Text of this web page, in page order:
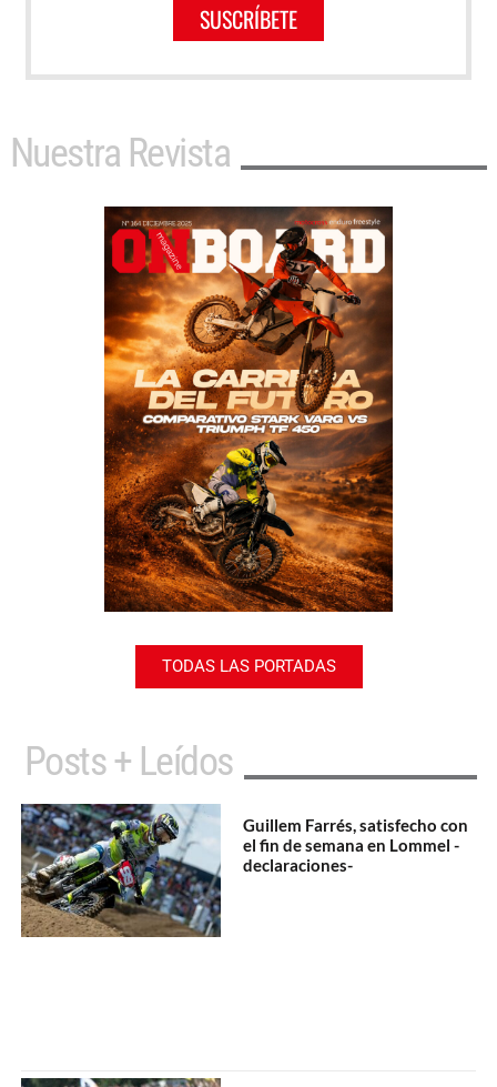
SUSCRÍBETE
Nuestra Revista
TODAS LAS PORTADAS
Posts + Leídos
Guillem Farrés, satisfecho con
el fin de semana en Lommel -
declaraciones-